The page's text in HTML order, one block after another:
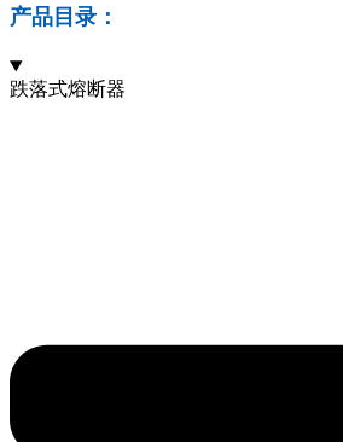
产品目录：
跌落式熔断器